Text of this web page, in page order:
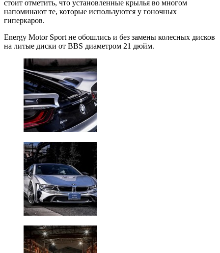
стоит отметить, что установленные крылья во многом
напоминают те, которые используются у гоночных
гиперкаров.
Energy Motor Sport не обошлись и без замены колесных дисков
на литые диски от BBS диаметром 21 дюйм.